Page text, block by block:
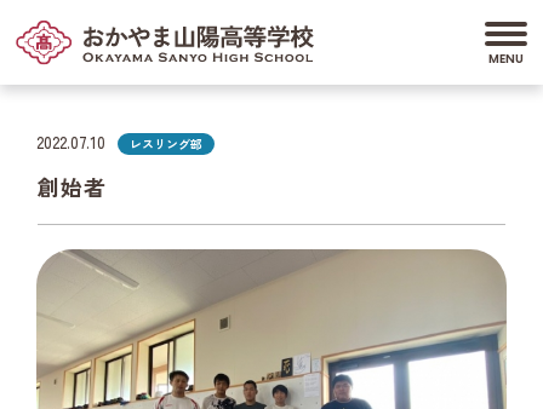
2022.07.10 レスリング部
創始者